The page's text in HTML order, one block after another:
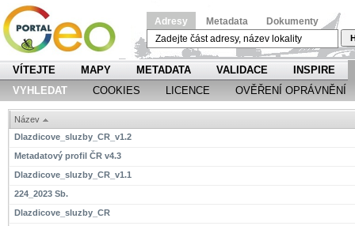
Adresy Metadata Dokumenty
VÍTEJTE MAPY METADATA VALIDACE
INSPIRE
VYHLEDAT
COOKIES LICENCE OVĚŘENÍ OPRÁVNĚNÍ
Název
Dlazdicove_sluzby_CR_v1.2
Metadatový profil ČR v4.3
Dlazdicove_sluzby_CR_v1.1
224_2023 Sb.
Dlazdicove_sluzby_CR